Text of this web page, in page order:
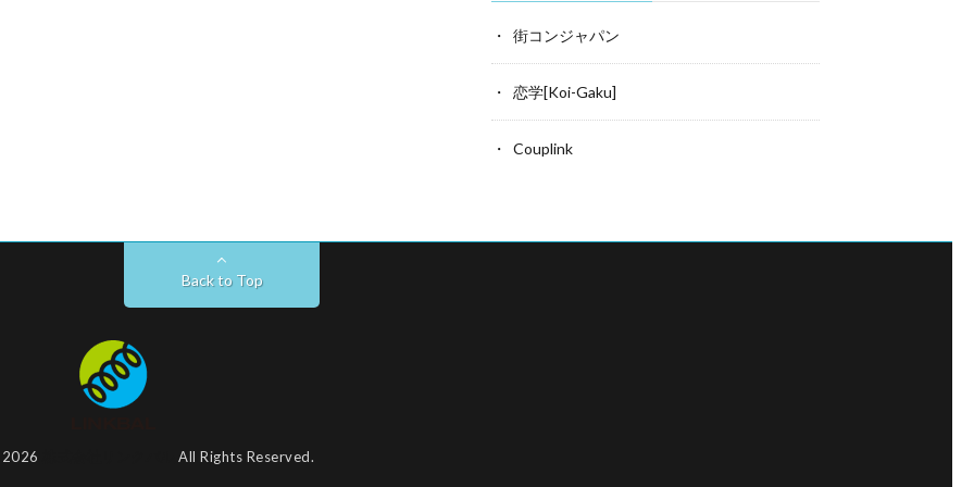
街コンジャパン
恋学[Koi-Gaku]
Couplink
Back to Top
All Rights Reserved.